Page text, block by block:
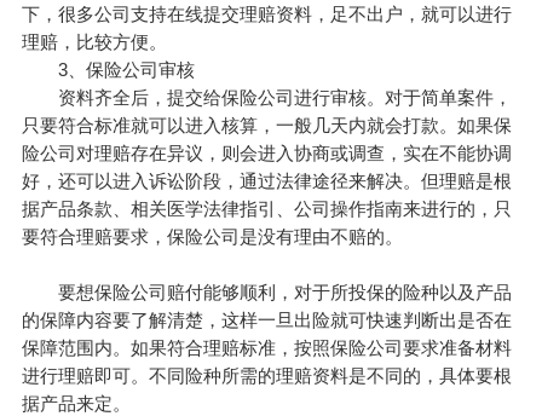
下，很多公司支持在线提交理赔资料，足不出户，就可以进行
理赔，比较方便。
3、保险公司审核
资料齐全后，提交给保险公司进行审核。对于简单案件，
只要符合标准就可以进入核算，一般几天内就会打款。如果保
险公司对理赔存在异议，则会进入协商或调查，实在不能协调
好，还可以进入诉讼阶段，通过法律途径来解决。但理赔是根
据产品条款、相关医学法律指引、公司操作指南来进行的，只
要符合理赔要求，保险公司是没有理由不赔的。
要想保险公司赔付能够顺利，对于所投保的险种以及产品
的保障内容要了解清楚，这样一旦出险就可快速判断出是否在
保障范围内。如果符合理赔标准，按照保险公司要求准备材料
进行理赔即可。不同险种所需的理赔资料是不同的，具体要根
据产品来定。